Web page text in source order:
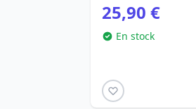
25,90 €
En stock